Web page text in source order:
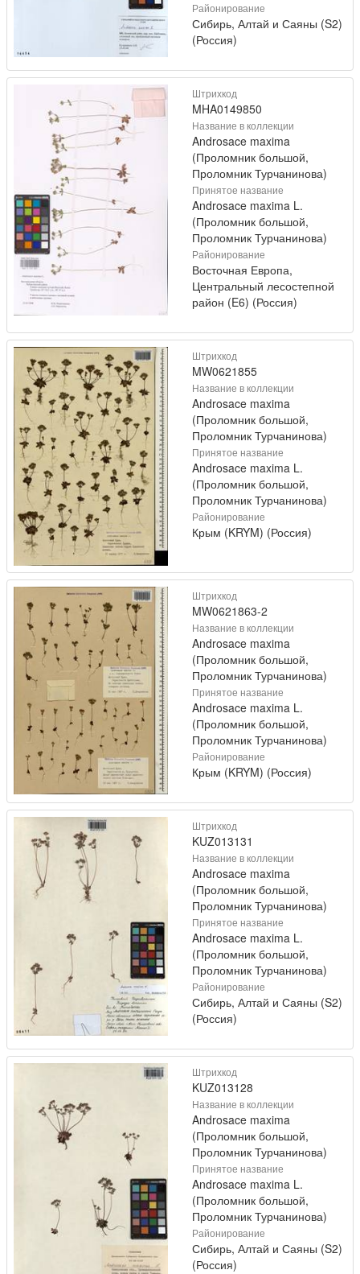
Районирование
Сибирь, Алтай и Саяны (S2)
(Россия)
Штрихкод
MHA0149850
Название в коллекции
Androsace maxima
(Проломник большой,
Проломник Турчанинова)
Принятое название
Androsace maxima L.
(Проломник большой,
Проломник Турчанинова)
Районирование
Восточная Европа,
Центральный лесостепной
район (E6) (Россия)
Штрихкод
MW0621855
Название в коллекции
Androsace maxima
(Проломник большой,
Проломник Турчанинова)
Принятое название
Androsace maxima L.
(Проломник большой,
Проломник Турчанинова)
Районирование
Крым (KRYM) (Россия)
Штрихкод
MW0621863-2
Название в коллекции
Androsace maxima
(Проломник большой,
Проломник Турчанинова)
Принятое название
Androsace maxima L.
(Проломник большой,
Проломник Турчанинова)
Районирование
Крым (KRYM) (Россия)
Штрихкод
KUZ013131
Название в коллекции
Androsace maxima
(Проломник большой,
Проломник Турчанинова)
Принятое название
Androsace maxima L.
(Проломник большой,
Проломник Турчанинова)
Районирование
Сибирь, Алтай и Саяны (S2)
(Россия)
Штрихкод
KUZ013128
Название в коллекции
Androsace maxima
(Проломник большой,
Проломник Турчанинова)
Принятое название
Androsace maxima L.
(Проломник большой,
Проломник Турчанинова)
Районирование
Сибирь, Алтай и Саяны (S2)
(Россия)